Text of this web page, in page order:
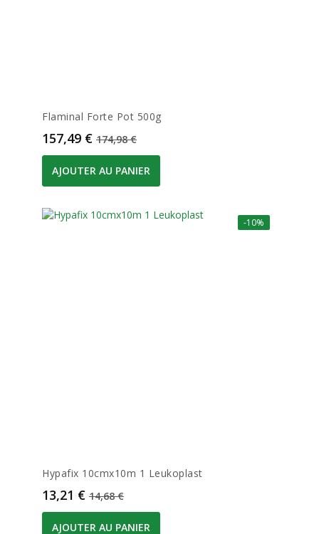
Flaminal Forte Pot 500g
Prix
157,49 € Prix de base
174,98 €
AJOUTER AU PANIER
-10%
Hypafix 10cmx10m 1 Leukoplast
Prix
13,21 € Prix de base
14,68 €
AJOUTER AU PANIER